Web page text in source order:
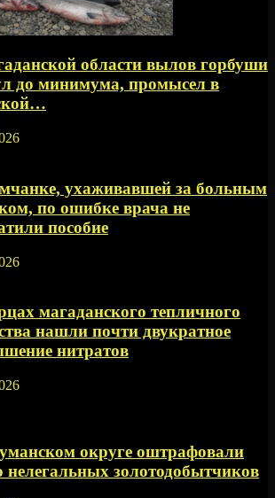
области вылов горбуши
до минимума, промысел в
ухаживавшей за больным
по ошибке врача не
пособие
магаданского тепличного
нашли почти двукратное
нитратов
округе оштрафовали
нелегальных золотодобытчиков